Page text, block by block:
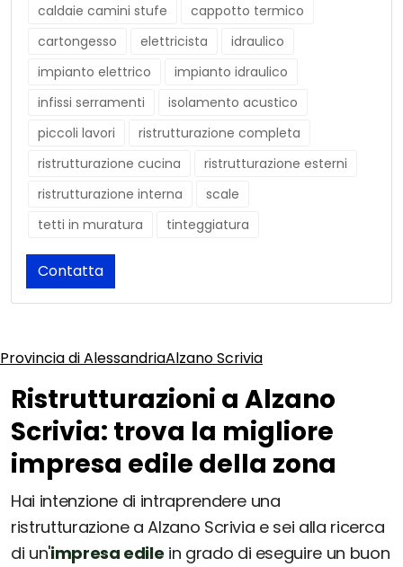
caldaie camini stufe
cappotto termico
cartongesso
elettricista
idraulico
impianto elettrico
impianto idraulico
infissi serramenti
isolamento acustico
piccoli lavori
ristrutturazione completa
ristrutturazione cucina
ristrutturazione esterni
ristrutturazione interna
scale
tetti in muratura
tinteggiatura
Contatta
Provincia di AlessandriaAlzano Scrivia
Ristrutturazioni a Alzano
Scrivia: trova la migliore
impresa edile della zona
Hai intenzione di intraprendere una
ristrutturazione a Alzano Scrivia e sei alla ricerca
di un'impresa edile in grado di eseguire un buon